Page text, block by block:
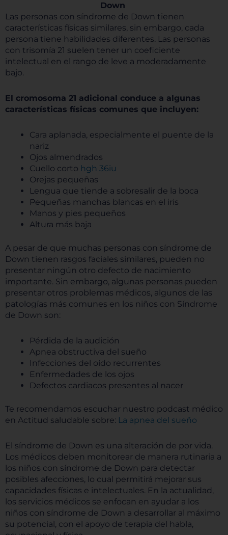
Down
Las personas con síndrome de Down tienen
características físicas similares, sin embargo, cada
persona tiene habilidades diferentes. Las personas
con trisomía 21 suelen tener un coeficiente
intelectual en el rango de leve a moderadamente
bajo.
El cromosoma 21 adicional conduce a algunas
características físicas comunes que incluyen:
Cara aplanada, especialmente el puente de la
nariz
Ojos almendrados
Cuello corto hgh 36iu
Orejas pequeñas
Lengua que tiende a sobresalir de la boca
Pequeñas manchas blancas en el iris
Manos y pies pequeños
Altura más baja
A pesar de que muchas personas con síndrome de
Down tienen rasgos faciales similares, pueden no
presentar ningún otro defecto de nacimiento
importante. Sin embargo, algunas personas pueden
presentar otros problemas médicos, algunos de las
patologías más comunes en los niños con Síndrome
de Down son:
Pérdida de la audición
Apnea obstructiva del sueño
Infecciones del oído recurrentes
Enfermedades de los ojos
Defectos cardiacos presentes al nacer
Te recomendamos escuchar nuestro podcast médico
en Actitud saludable sobre: La apnea del sueño
El síndrome de Down es una alteración de por vida.
Los médicos deben monitorear de manera rutinaria a
los niños con síndrome de Down para detectar
posibles afecciones, lo cual permitirá mejorar sus
capacidades físicas e intelectuales. En la actualidad,
los servicios médicos se enfocan en ayudar a los
niños con síndrome de Down a desarrollar al máximo
su potencial, con el apoyo de terapia del habla,